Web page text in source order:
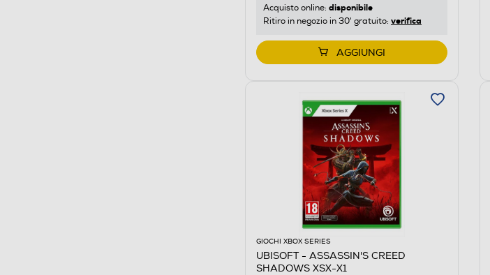
Acquisto online: disponibile
Ritiro in negozio in 30' gratuito: verifica
AGGIUNGI
GIOCHI XBOX SERIES
UBISOFT - ASSASSIN'S CREED
SHADOWS XSX-X1